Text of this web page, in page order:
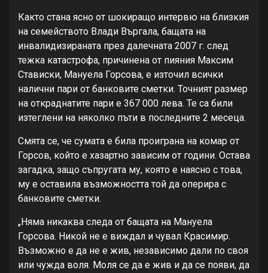
Както стана ясно от шокиращо интервю на близкия
на семейството Влади Въргала, бащата на
инвалидизираната през далечната 2007 г. след
тежка катастрофа, причинена от пияния Максим
Стависки, Мануела Горсова, е източил всички
налични пари от банковите сметки. Точният размер
на откраднатите пари е 367 000 лева. Те са били
изтеглени на няколко пъти в последните 2 месеца.
Смята се, че сумата е била проиграна на комар от
Горсов, който е хазартно зависим от години. Остава
загадка, защо съпругата му, която е наясно с това,
му е оставила възможността той да оперира с
банковите сметки.
„Няма никаква следа от бащата на Мануела
Горсова. Никой не е виждал и чувал Красимир.
Възможно е да не е жив, независимо дали по своя
или чужда воля. Моля се да е жив и да се появи, да